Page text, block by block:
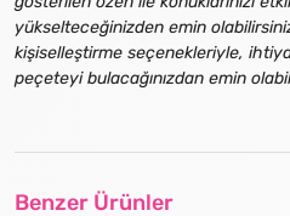
yükselteceğinizden emin
kişiselleştirme seçenekleriyle,
peçeteyi bulacağınızdan emin
Benzer Ürünler